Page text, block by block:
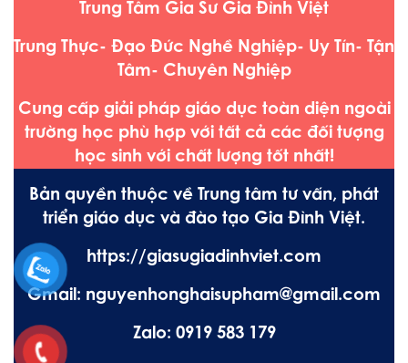
Trung Tâm Gia Sư Gia Đình Việt
Trung Thực- Đạo Đức Nghề Nghiệp- Uy Tín- Tận
Tâm- Chuyên Nghiệp
Cung cấp giải pháp giáo dục toàn diện ngoài
trường học phù hợp với tất cả các đối tượng
học sinh với chất lượng tốt nhất!
Bản quyền thuộc về Trung tâm tư vấn, phát
triển giáo dục và đào tạo Gia Đình Việt.
https://giasugiadinhviet.com
Gmail: nguyenhonghaisupham@gmail.com
Zalo: 0919 583 179